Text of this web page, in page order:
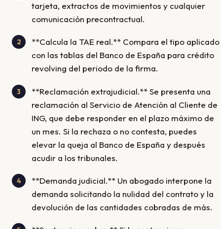
tarjeta, extractos de movimientos y cualquier
comunicación precontractual.
**Calcula la TAE real.** Compara el tipo aplicado
con las tablas del Banco de España para crédito
revolving del periodo de la firma.
**Reclamación extrajudicial.** Se presenta una
reclamación al Servicio de Atención al Cliente de
ING, que debe responder en el plazo máximo de
un mes. Si la rechaza o no contesta, puedes
elevar la queja al Banco de España y después
acudir a los tribunales.
**Demanda judicial.** Un abogado interpone la
demanda solicitando la nulidad del contrato y la
devolución de las cantidades cobradas de más.